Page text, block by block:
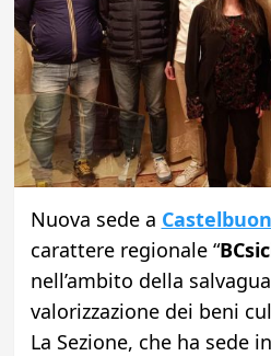
Nuova sede a
carattere regionale “
nell’ambito della
valorizzazione dei beni
La Sezione, che ha sede